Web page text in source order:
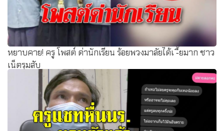
หยาบคาย! ครู โพสต์ ด่านักเรียน ร้อยพวงมาลัยได้เ -ี้ยมาก ชาว
เน็ตรุมสับ